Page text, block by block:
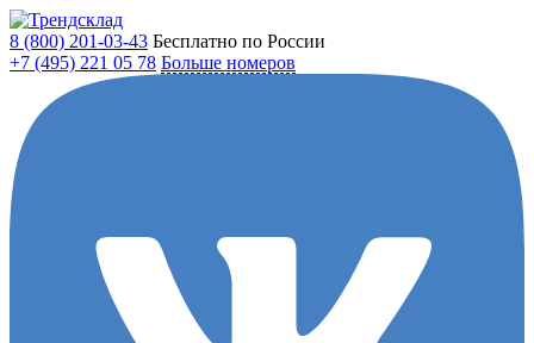
8 (800) 201-03-43 Бесплатно по России
+7 (495) 221 05 78 Больше номеров